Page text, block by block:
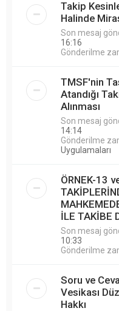
Takip
Halinde
Son mesaj
16:16
Gönderilme
TMSF'nin
Atandığı
Alınması
Son mesaj
14:14
Gönderilme
Uygulamaları
ÖRNEK-13
İLE TAKİBE
Son mesaj
10:33
Gönderilme
Soru ve
Vesikası
Hakkı